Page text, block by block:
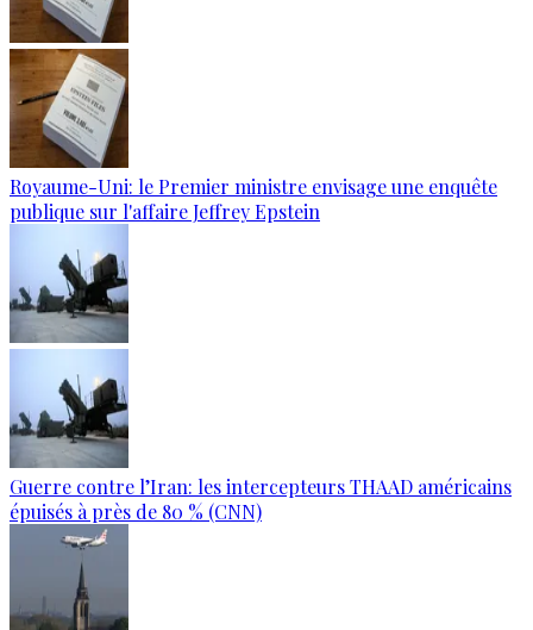
Royaume-Uni: le Premier ministre envisage une enquête
publique sur l'affaire Jeffrey Epstein
Guerre contre l’Iran: les intercepteurs THAAD américains
épuisés à près de 80 % (CNN)